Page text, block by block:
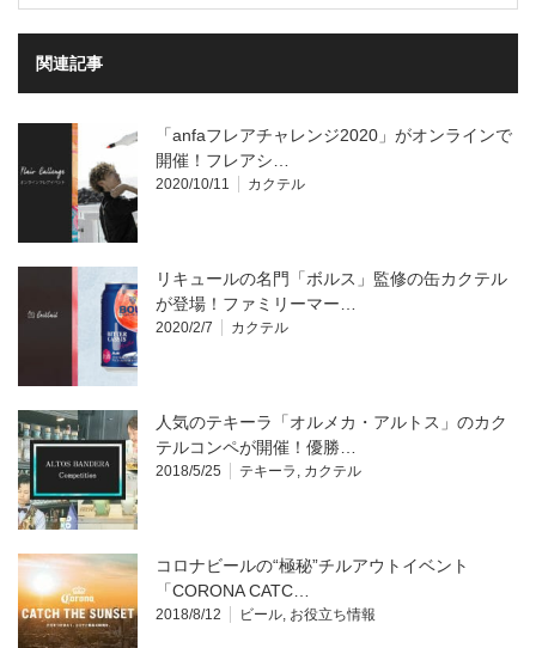
関連記事
「anfaフレアチャレンジ2020」がオンラインで
開催！フレアシ…
2020/10/11 カクテル
リキュールの名門「ボルス」監修の缶カクテル
が登場！ファミリーマー…
2020/2/7 カクテル
人気のテキーラ「オルメカ・アルトス」のカク
テルコンペが開催！優勝…
2018/5/25 テキーラ , カクテル
コロナビールの“極秘”チルアウトイベント
「CORONA CATC…
2018/8/12 ビール, お役立ち情報